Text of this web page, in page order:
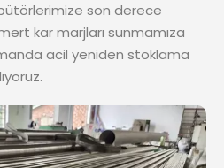
son derece
kar marjları sunmamıza
acil yeniden stoklama